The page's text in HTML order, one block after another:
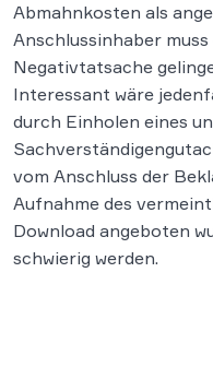
Abmahnkosten als
Anschlussinhaber
Negativtatsache
Interessant wäre
durch Einholen eines
vom Anschluss der
Aufnahme des
Download angeboten
schwierig werden.